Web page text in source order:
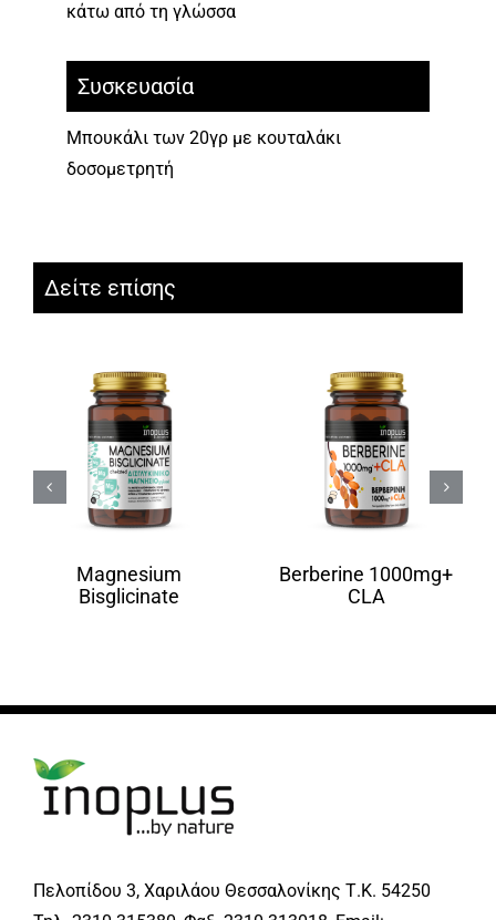
κάτω από τη γλώσσα
Συσκευασία
Μπουκάλι των 20γρ με κουταλάκι
δοσομετρητή
Δείτε επίσης
Magnesium
Bisglicinate
Berberine 1000mg+
CLA
Πελοπίδου 3, Χαριλάου Θεσσαλονίκης Τ.Κ. 54250